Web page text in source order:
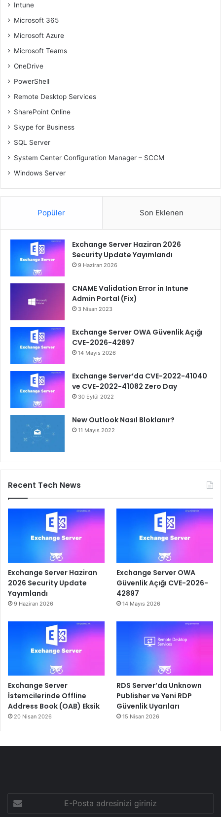
Intune
Microsoft 365
Microsoft Azure
Microsoft Teams
OneDrive
PowerShell
Remote Desktop Services
SharePoint Online
Skype for Business
SQL Server
System Center Configuration Manager – SCCM
Windows Server
Popüler Son Eklenen
Exchange Server Haziran 2026
Security Update Yayımlandı
9 Haziran 2026
CNAME Validation Error in Intune
Admin Portal (Fix)
3 Nisan 2023
Exchange Server OWA Güvenlik Açığı
CVE-2026-42897
14 Mayıs 2026
Exchange Server’da CVE-2022-41040
ve CVE-2022-41082 Zero Day
30 Eylül 2022
New Outlook Nasıl Bloklanır?
11 Mayıs 2022
Recent Tech News
Exchange Server Haziran
2026 Security Update
Yayımlandı
9 Haziran 2026
Exchange Server OWA
Güvenlik Açığı CVE-2026-
42897
14 Mayıs 2026
Exchange Server
İstemcilerinde Offline
Address Book (OAB) Eksik
20 Nisan 2026
RDS Server’da Unknown
Publisher ve Yeni RDP
Güvenlik Uyarıları
15 Nisan 2026
Posta